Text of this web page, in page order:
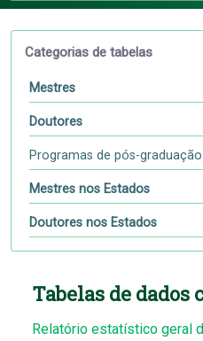
Categorias de tabelas
Mestres
Doutores
Programas de pós-graduação
Mestres nos Estados
Doutores nos Estados
Tabelas de dados
Relatório estatístico geral